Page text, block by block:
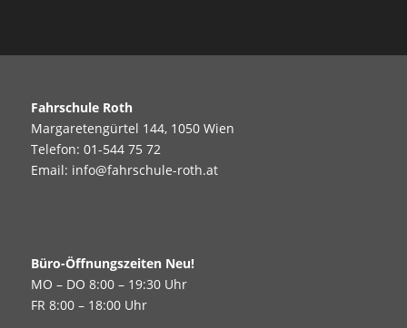
Fahrschule Roth
Margaretengürtel 144, 1050 Wien
Telefon: 01-544 75 72
Email: info@fahrschule-roth.at
Büro-Öffnungszeiten Neu!
MO – DO 8:00 – 19:30 Uhr
FR 8:00 – 18:00 Uhr